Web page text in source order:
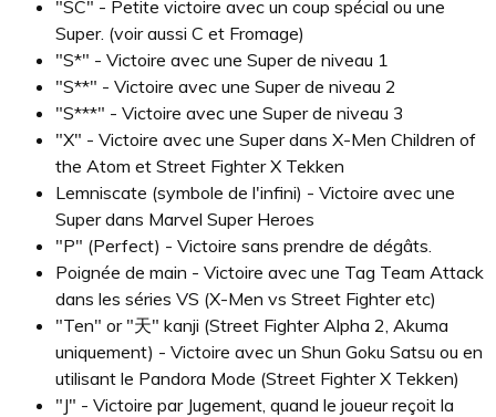
"SC" - Petite victoire avec un coup spécial ou une
Super. (voir aussi C et Fromage)
"S*" - Victoire avec une Super de niveau 1
"S**" - Victoire avec une Super de niveau 2
"S***" - Victoire avec une Super de niveau 3
"X" - Victoire avec une Super dans X-Men Children of
the Atom et Street Fighter X Tekken
Lemniscate (symbole de l'infini) - Victoire avec une
Super dans Marvel Super Heroes
"P" (Perfect) - Victoire sans prendre de dégâts.
Poignée de main - Victoire avec une Tag Team Attack
dans les séries VS (X-Men vs Street Fighter etc)
"Ten" or "天" kanji (Street Fighter Alpha 2, Akuma
uniquement) - Victoire avec un Shun Goku Satsu ou en
utilisant le Pandora Mode (Street Fighter X Tekken)
"J" - Victoire par Jugement, quand le joueur reçoit la